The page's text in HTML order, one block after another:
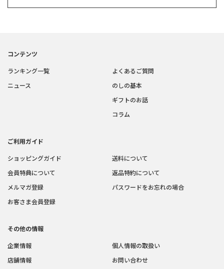
コンテンツ
ランキング一覧
ニュース
よくあるご質問
のしの基本
ギフトのお話
コラム
ご利用ガイド
ショッピングガイド
会員特典について
メルマガ登録
お客さま会員登録
送料について
返品特約について
パスワードをお忘れの場合
その他の情報
企業情報
店舗情報
個人情報の取扱い
お問い合わせ